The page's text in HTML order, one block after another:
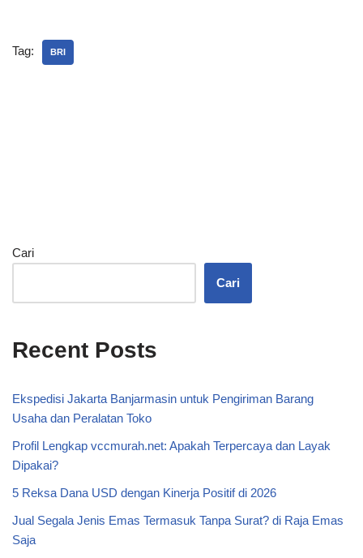
Tag: BRI
Cari
Cari
Recent Posts
Ekspedisi Jakarta Banjarmasin untuk Pengiriman Barang
Usaha dan Peralatan Toko
Profil Lengkap vccmurah.net: Apakah Terpercaya dan Layak
Dipakai?
5 Reksa Dana USD dengan Kinerja Positif di 2026
Jual Segala Jenis Emas Termasuk Tanpa Surat? di Raja Emas
Saja